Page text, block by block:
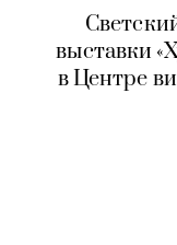
выставки
в Центре